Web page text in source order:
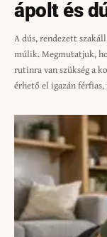
ápolt és
A dús, rendezett
múlik. Megmutatjuk,
rutinra van szükség a
érhető el igazán